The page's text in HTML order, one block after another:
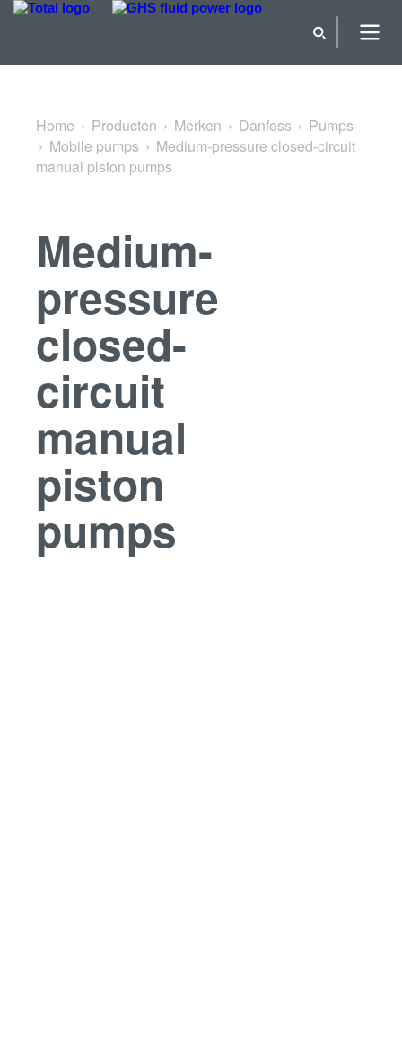
Terug naar Mobile pumps
Home Producten Merken Danfoss
Pumps
Mobile pumps
Medium-pressure closed-circuit
manual piston pumps
Medium-
pressure
closed-
circuit
manual
piston
pumps